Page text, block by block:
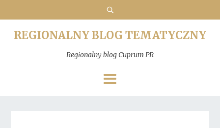
REGIONALNY BLOG TEMATYCZNY
Regionalny blog Cuprum PR